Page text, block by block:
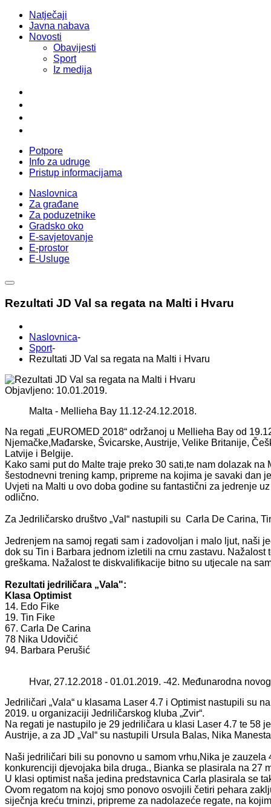
Natječaji
Javna nabava
Novosti
Obavijesti
Sport
Iz medija
Potpore
Info za udruge
Pristup informacijama
Naslovnica
Za građane
Za poduzetnike
Gradsko oko
E-savjetovanje
E-prostor
E-Usluge
Rezultati JD Val sa regata na Malti i Hvaru
Naslovnica-
Sport-
Rezultati JD Val sa regata na Malti i Hvaru
Objavljeno: 10.01.2019.
Malta - Mellieha Bay 11.12-24.12.2018.
Na regati „EUROMED 2018“ održanoj u Mellieha Bay od
Njemačke,Mađarske, Švicarske, Austrije, Velike Britanije,
Latvije i Belgije.
Kako sami put do Malte traje preko 30 sati,te nam dolazak
šestodnevni trening kamp, pripreme na kojima je savaki dan
Uvjeti na Malti u ovo doba godine su fantastični za jedrenje
odlično.
Za Jedriličarsko društvo „Val“ nastupili su Carla De Carina,
Jedrenjem na samoj regati sam i zadovoljan i malo ljut, naši
dok su Tin i Barbara jednom izletili na crnu zastavu.
greškama. Nažalost te diskvalifikacije bitno su utjecale na
Rezultati jedriličara „Vala":
Klasa Optimist
14. Edo Fike
19. Tin Fike
67. Carla De Carina
78 Nika Udovičić
94. Barbara Perušić
Hvar, 27.12.2018 - 01.01.2019. -42. Međunarodna
Jedriličari „Vala“ u klasama Laser 4.7 i Optimist nastupili su
2019. u organizaciji Jedriličarskog kluba „Zvir“.
Na regati je nastupilo je 29 jedriličara u klasi Laser 4.7 te 58
Austrije, a za JD „Val“ su nastupili Ursula Balas, Nika
Naši jedriličari bili su ponovno u samom vrhu,Nika je
konkurenciji djevojaka bila druga., Bianka se plasirala na 27
U klasi optimist naša jedina predstavnica Carla plasirala se
Ovom regatom na kojoj smo ponovo osvojili četiri pehara
siječnja kreću trninzi, pripreme za nadolazeće regate, na